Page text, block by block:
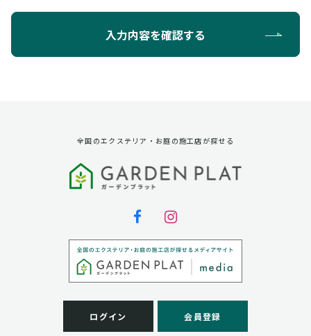
ように定め、保護に努めております。
第三者への提供
弊社は法律で定められている場合を除いて、お客様の個
個人情報の取扱い業務の委託
弊社は事業運営上、お客様により良いサービスを提供す
るために業務の一部を外部に委託しており、業務委託先
客様には、貴殿の個人情報の利用目的の通知、開示、訂
入力内容を確認する
全国のエクステリア・お庭の施工店が探せる
ログイン 会員登録